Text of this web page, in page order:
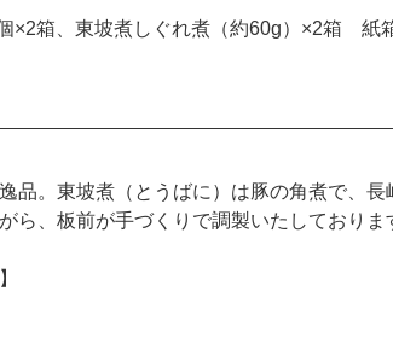
×2箱、東坡煮しぐれ煮（約60g）×2箱 紙
品。東坡煮（とうばに）は豚の角煮で、
ら、板前が手づくりで調製いたしており